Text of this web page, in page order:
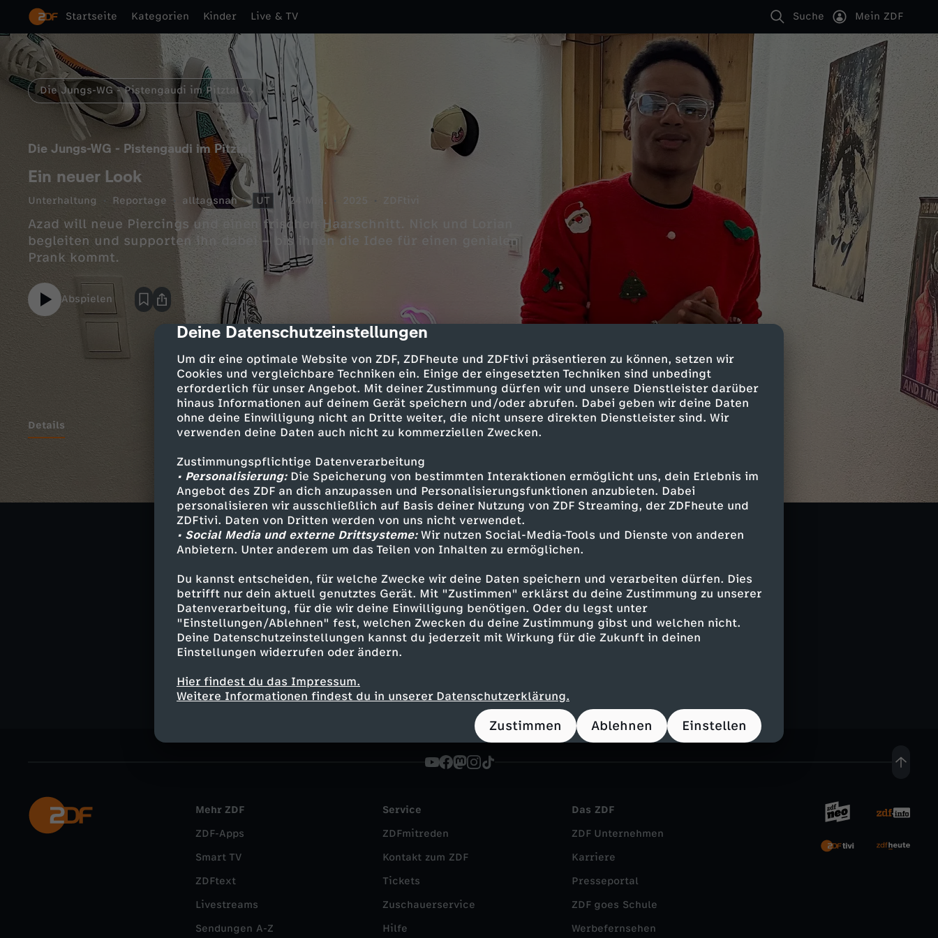
cmp-dialog-description
Deine Datenschutzeinstellungen
Um dir eine optimale Website von ZDF, ZDFheute und ZDFtivi präsentieren zu können, setzen wir
Cookies und vergleichbare Techniken ein. Einige der eingesetzten Techniken sind unbedingt
erforderlich für unser Angebot. Mit deiner Zustimmung dürfen wir und unsere Dienstleister darüber
hinaus Informationen auf deinem Gerät speichern und/oder abrufen. Dabei geben wir deine Daten
ohne deine Einwilligung nicht an Dritte weiter, die nicht unsere direkten Dienstleister sind. Wir
verwenden deine Daten auch nicht zu kommerziellen Zwecken.
Zustimmungspflichtige Datenverarbeitung
• Personalisierung:Die Speicherung von bestimmten Interaktionen ermöglicht uns, dein Erlebnis im
Angebot des ZDF an dich anzupassen und Personalisierungsfunktionen anzubieten. Dabei
personalisieren wir ausschließlich auf Basis deiner Nutzung von ZDF Streaming, der ZDFheute und
ZDFtivi. Daten von Dritten werden von uns nicht verwendet.
• Social Media und externe Drittsysteme:Wir nutzen Social-Media-Tools und Dienste von anderen
Anbietern. Unter anderem um das Teilen von Inhalten zu ermöglichen.
Du kannst entscheiden, für welche Zwecke wir deine Daten speichern und verarbeiten dürfen. Dies
betrifft nur dein aktuell genutztes Gerät. Mit "Zustimmen" erklärst du deine Zustimmung zu unserer
Datenverarbeitung, für die wir deine Einwilligung benötigen. Oder du legst unter
"Einstellungen/Ablehnen" fest, welchen Zwecken du deine Zustimmung gibst und welchen nicht.
Deine Datenschutzeinstellungen kannst du jederzeit mit Wirkung für die Zukunft in deinen
Einstellungen widerrufen oder ändern.
Hier findest du das Impressum.
Weitere Informationen findest du in unserer Datenschutzerklärung.
Zustimmen Ablehnen Einstellen
Startseite Kategorien Kinder Live & TV Suche Mein ZDF
Die Jungs-WG - Pistengaudi im Pitztal
Die Jungs-WG - Pistengaudi im Pitztal
Ein neuer Look
Unterhaltung Reportage alltagsnah UT 24 Min. 2025 ZDFtivi
Azad will neue Piercings und einen frischen Haarschnitt. Nick und Lorian
begleiten und supporten ihn dabei – bis ihnen die Idee für einen genialen
Prank kommt.
Abspielen
Details
Der Schönheitstrip in die Stadt entpuppt sich als echte Challenge. Vor allem,
weil einige WG-Mitbewohner nicht nur zur Unterstützung mitgekommen sind.
Als Alternativprogramm wollen Cay und Luke noch den Sonnenuntergang auf
dem Gletscher bewundern.
Ähnliche Inhalte entdecken
Unterhaltung Reportage alltagsnah
Untertitel
Die Jungs-WG - Pistengaudi im Pitztal
Mehr ZDF
ZDF-Apps
Smart TV
ZDFtext
Livestreams
Sendungen A-Z
Service
ZDFmitreden
Kontakt zum ZDF
Tickets
Zuschauerservice
Hilfe
Das ZDF
ZDF Unternehmen
Karriere
Presseportal
ZDF goes Schule
Werbefernsehen